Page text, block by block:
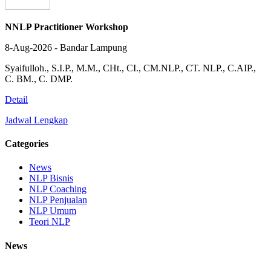
NNLP Practitioner Workshop
8-Aug-2026 - Bandar Lampung
Syaifulloh., S.I.P., M.M., CHt., CI., CM.NLP., CT. NLP., C.AIP.,
C. BM., C. DMP.
Detail
Jadwal Lengkap
Categories
News
NLP Bisnis
NLP Coaching
NLP Penjualan
NLP Umum
Teori NLP
News